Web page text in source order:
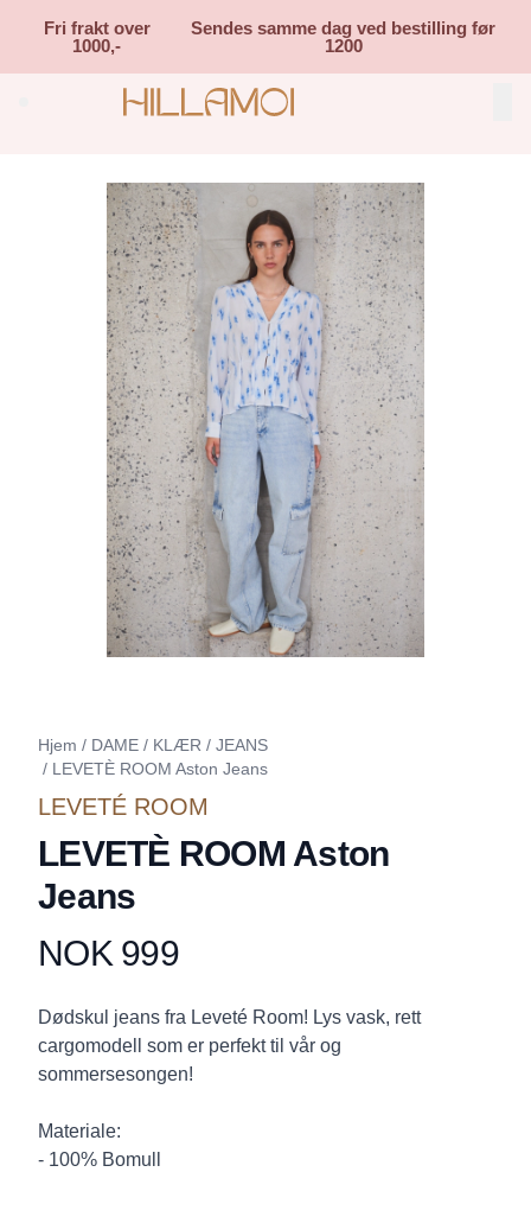
Fri frakt over
1000,-
Sendes samme dag ved bestilling før
1200
Search (⌘K)
Hjem / DAME / KLÆR / JEANS
/ LEVETÈ ROOM Aston Jeans
LEVETÉ ROOM
LEVETÈ ROOM Aston
Jeans
Produktdetaljer
NOK 999
Description
Dødskul jeans fra Leveté Room! Lys vask, rett
cargomodell som er perfekt til vår og
sommersesongen!
Materiale:
- 100% Bomull